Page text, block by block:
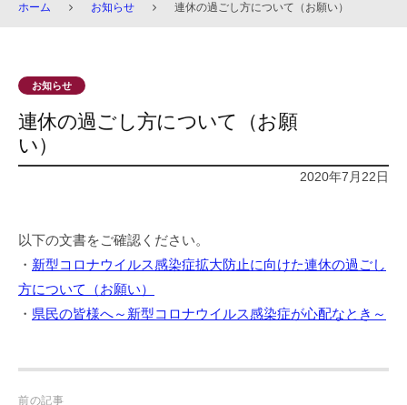
ホーム お知らせ 連休の過ごし方について（お願い）
お知らせ
連休の過ごし方について（お願
い）
2020年7月22日
以下の文書をご確認ください。
・ 新型コロナウイルス感染症拡大防止に向けた連休の過ごし
方について（お願い）
・ 県民の皆様へ～新型コロナウイルス感染症が心配なとき～
前の記事